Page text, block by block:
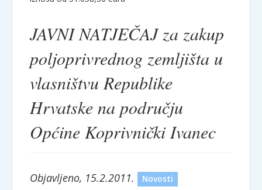
JAVNI NATJEČAJ za zakup
poljoprivrednog zemljišta u
vlasništvu Republike
Hrvatske na području
Općine Koprivnički Ivanec
Objavljeno, 15.2.2011. Novosti